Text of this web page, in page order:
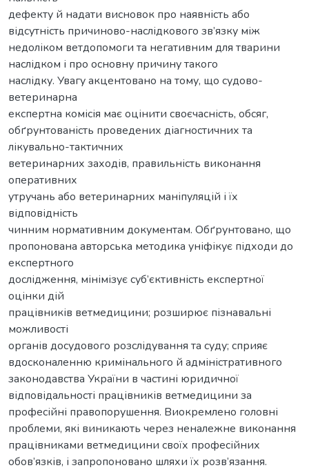
дефекту й надати висновок про наявність або
відсутність причиново-наслідкового зв’язку між
недоліком ветдопомоги та негативним для тварини
наслідком і про основну причину такого
наслідку. Увагу акцентовано на тому, що судово-
ветеринарна
експертна комісія має оцінити своєчасність, обсяг,
обґрунтованість проведених діагностичних та
лікувально-тактичних
ветеринарних заходів, правильність виконання
оперативних
утручань або ветеринарних маніпуляцій і їх
відповідність
чинним нормативним документам. Обґрунтовано, що
пропонована авторська методика уніфікує підходи до
експертного
дослідження, мінімізує суб’єктивність експертної
оцінки дій
працівників ветмедицини; розширює пізнавальні
можливості
органів досудового розслідування та суду; сприяє
вдосконаленню кримінального й адміністративного
законодавства України в частині юридичної
відповідальності працівників ветмедицини за
професійні правопорушення. Виокремлено головні
проблеми, які виникають через неналежне виконання
працівниками ветмедицини своїх професійних
обов’язків, і запропоновано шляхи їх розв’язання.